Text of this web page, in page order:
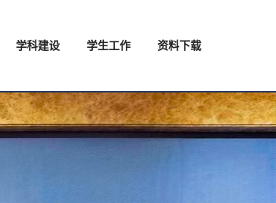
学科建设 学生工作 资料下载